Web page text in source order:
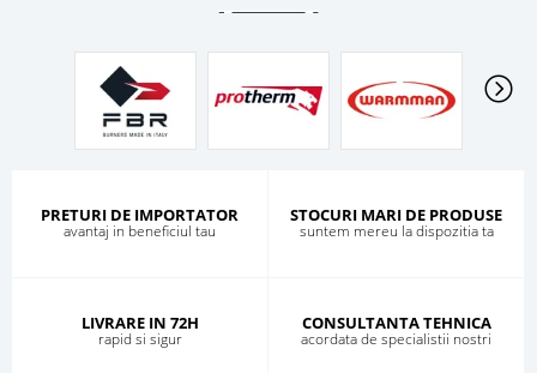
PRETURI DE IMPORTATOR
avantaj in beneficiul tau
STOCURI MARI DE PRODUSE
suntem mereu la dispozitia ta
LIVRARE IN 72H
rapid si sigur
CONSULTANTA TEHNICA
acordata de specialistii nostri